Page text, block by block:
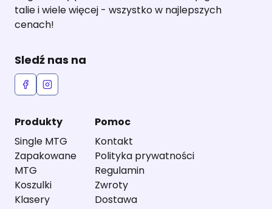
talie i wiele więcej - wszystko w najlepszych
cenach!
Sledź nas na
Produkty
Single MTG
Zapakowane
MTG
Koszulki
Klasery
Pomoc
Kontakt
Polityka prywatności
Regulamin
Zwroty
Dostawa